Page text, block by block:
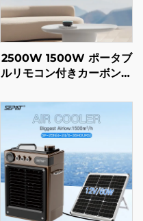
2500W 1500W ポータブ
ルリモコン付きカーボンフ
兼用 スタンド付き IP44